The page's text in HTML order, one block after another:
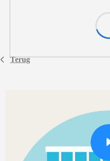
Terug